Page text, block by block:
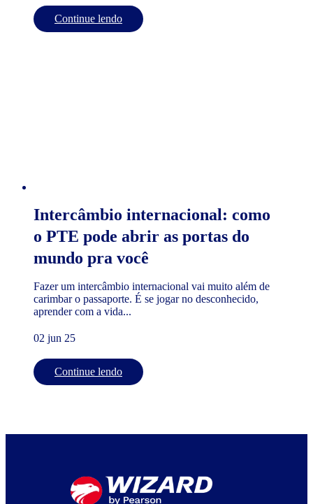
Continue lendo
Intercâmbio internacional: como
o PTE pode abrir as portas do
mundo pra você
Fazer um intercâmbio internacional vai muito além de
carimbar o passaporte. É se jogar no desconhecido,
aprender com a vida...
02 jun 25
Continue lendo